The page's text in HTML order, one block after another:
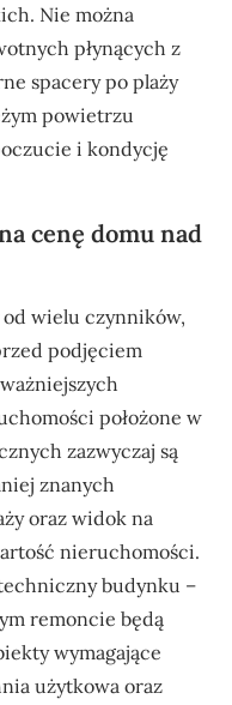
Nie można
płynących z
spacery po plaży
powietrzu
i kondycję
cenę domu nad
od wielu czynników,
podjęciem
położone w
zazwyczaj są
znanych
oraz widok na
nieruchomości.
budynku –
remoncie będą
wymagające
użytkowa oraz